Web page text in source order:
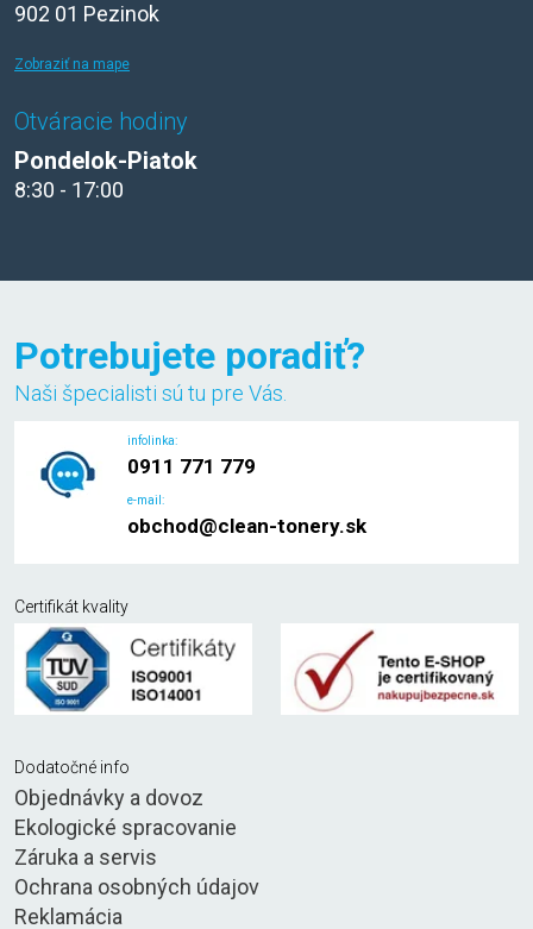
902 01 Pezinok
Zobraziť na mape
Otváracie hodiny
Pondelok-Piatok
8:30 - 17:00
Potrebujete poradiť?
Naši špecialisti sú tu pre Vás.
infolinka:
0911 771 779
e-mail:
obchod@clean-tonery.sk
Certifikát kvality
Dodatočné info
Objednávky a dovoz
Ekologické spracovanie
Záruka a servis
Ochrana osobných údajov
Reklamácia